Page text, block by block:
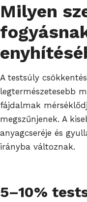
Milyen
A testsúly
legtermészetesebb
fájdalmak
megszűnjenek. A
anyagcseréje és
irányba változnak.
5–10%